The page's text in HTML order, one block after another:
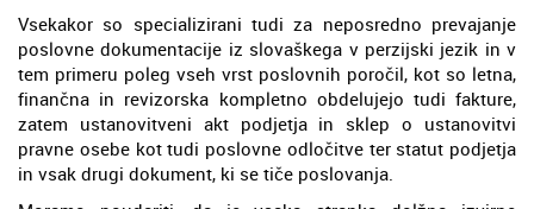
Vsekakor so specializirani tudi za neposredno prevajanje
poslovne dokumentacije iz slovaškega v perzijski jezik in v
tem primeru poleg vseh vrst poslovnih poročil, kot so letna,
finančna in revizorska kompletno obdelujejo tudi fakture,
zatem ustanovitveni akt podjetja in sklep o ustanovitvi
pravne osebe kot tudi poslovne odločitve ter statut podjetja
in vsak drugi dokument, ki se tiče poslovanja.